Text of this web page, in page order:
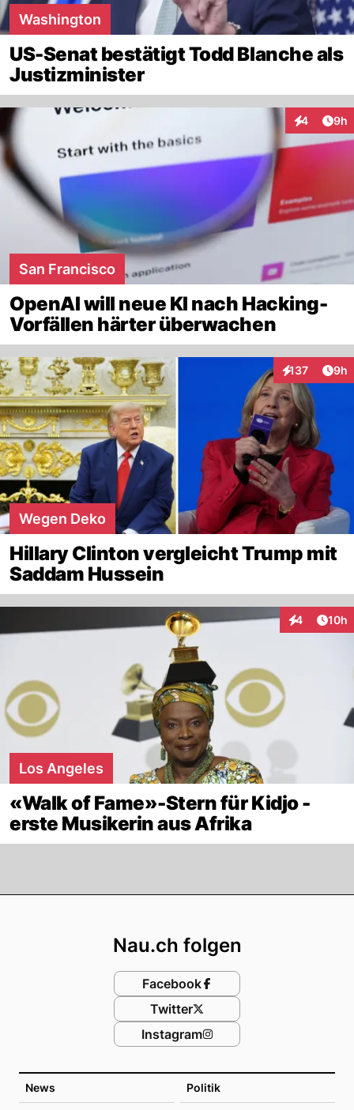
Washington
US-Senat bestätigt Todd Blanche als
Justizminister
4 9h
San Francisco
OpenAI will neue KI nach Hacking-
Vorfällen härter überwachen
137
Interaktionen
9h
Wegen Deko
Hillary Clinton vergleicht Trump mit
Saddam Hussein
4
Interaktionen
10h
Los Angeles
«Walk of Fame»-Stern für Kidjo -
erste Musikerin aus Afrika
News Politik
Nau.ch folgen
Facebook
Twitter
Instagram